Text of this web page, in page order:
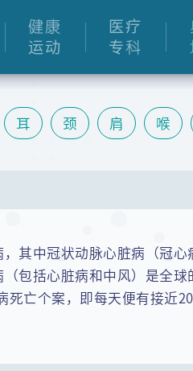
健康
运动
医疗
专科
耳 颈 肩 喉
其中冠状动脉心脏病（冠心
包括心脏病和中风）是全球
死亡个案，即每天便有接近